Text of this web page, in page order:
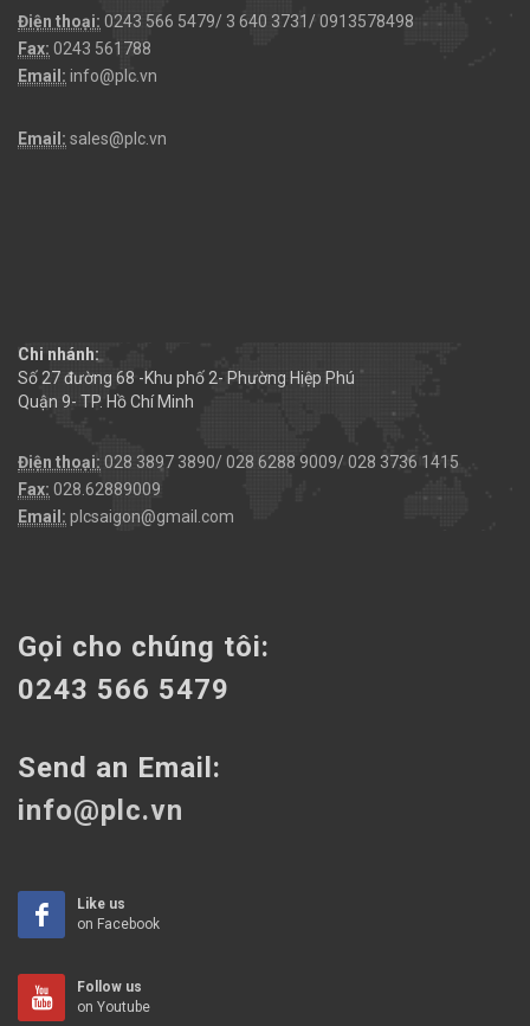
Điện thoại: 0243 566 5479/ 3 640 3731/ 0913578498
Fax: 0243 561788
Email: info@plc.vn
Email: sales@plc.vn
Chi nhánh:
Số 27 đường 68 -Khu phố 2- Phường Hiệp Phú
Quận 9- TP. Hồ Chí Minh
Điện thoại: 028 3897 3890/ 028 6288 9009/ 028 3736 1415
Fax: 028.62889009
Email: plcsaigon@gmail.com
Gọi cho chúng tôi:
0243 566 5479
Send an Email:
info@plc.vn
Like us
on Facebook
Follow us
on Youtube